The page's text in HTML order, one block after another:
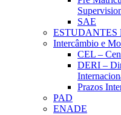
SAE
ESTUDANTES
Intercâmbio e
CEL –
DERI –
Prazos
PAD
ENADE